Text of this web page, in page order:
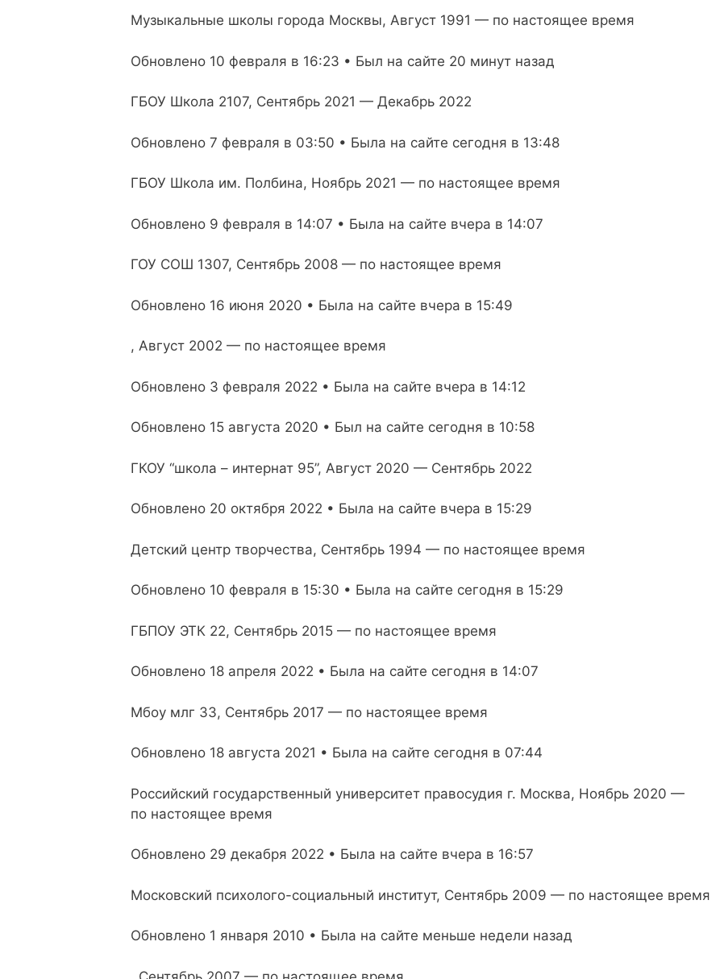
Музыкальные школы города Москвы, Август 1991 — по настоящее время
Обновлено 10 февраля в 16:23 • Был на сайте 20 минут назад
ГБОУ Школа 2107, Сентябрь 2021 — Декабрь 2022
Обновлено 7 февраля в 03:50 • Была на сайте сегодня в 13:48
ГБОУ Школа им. Полбина, Ноябрь 2021 — по настоящее время
Обновлено 9 февраля в 14:07 • Была на сайте вчера в 14:07
ГОУ СОШ 1307, Сентябрь 2008 — по настоящее время
Обновлено 16 июня 2020 • Была на сайте вчера в 15:49
, Август 2002 — по настоящее время
Обновлено 3 февраля 2022 • Была на сайте вчера в 14:12
Обновлено 15 августа 2020 • Был на сайте сегодня в 10:58
ГКОУ “школа – интернат 95”, Август 2020 — Сентябрь 2022
Обновлено 20 октября 2022 • Была на сайте вчера в 15:29
Детский центр творчества, Сентябрь 1994 — по настоящее время
Обновлено 10 февраля в 15:30 • Была на сайте сегодня в 15:29
ГБПОУ ЭТК 22, Сентябрь 2015 — по настоящее время
Обновлено 18 апреля 2022 • Была на сайте сегодня в 14:07
Мбоу млг 33, Сентябрь 2017 — по настоящее время
Обновлено 18 августа 2021 • Была на сайте сегодня в 07:44
Российский государственный университет правосудия г. Москва, Ноябрь 2020 —
по настоящее время
Обновлено 29 декабря 2022 • Была на сайте вчера в 16:57
Московский психолого-социальный институт, Сентябрь 2009 — по настоящее время
Обновлено 1 января 2010 • Была на сайте меньше недели назад